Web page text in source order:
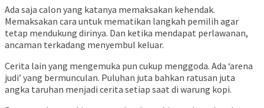
Ada saja calon yang katanya memaksakan kehendak.
Memaksakan cara untuk mematikan langkah pemilih agar
tetap mendukung dirinya. Dan ketika mendapat perlawanan,
ancaman terkadang menyembul keluar.
Cerita lain yang mengemuka pun cukup menggoda. Ada ‘arena
judi’ yang bermunculan. Puluhan juta bahkan ratusan juta
angka taruhan menjadi cerita setiap saat di warung kopi.